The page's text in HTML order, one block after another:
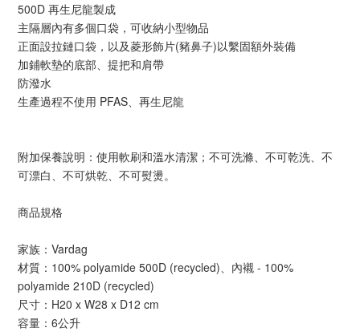
500D 再生尼龍製成
主隔層內有多個口袋，可收納小型物品
正面設拉鏈口袋，以及菱形飾片(豬鼻子)以繫固額外裝備
加鋪軟墊的底部、提把和肩帶
防潑水
生產過程不使用 PFAS、再生尼龍
附加保養說明：使用軟刷和溫水清潔；不可洗滌、不可乾洗、不
可漂白、不可烘乾、不可熨燙。
商品規格
家族：Vardag
材質：100% polyamide 500D (recycled)、內襯 - 100%
polyamide 210D (recycled)
尺寸：H20 x W28 x D12 cm
容量：6公升